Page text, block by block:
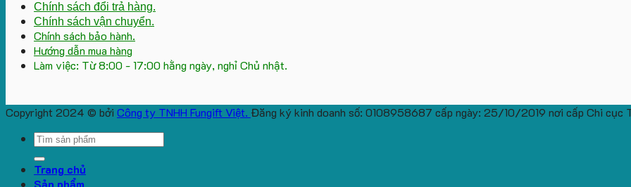
Chính sách đổi trả hàng.
Chính sách vận chuyển.
Chính sách bảo hành.
Hướng dẫn mua hàng
Làm việc: Từ 8:00 - 17:00 hằng ngày, nghỉ Chủ nhật.
Copyright 2024 © bởi Công ty TNHH Fungift Việt. Đăng ký kinh doanh số: 0108958687 cấp ngày: 25/10/2019 nơi cấp Chi cục
Search
Trang chủ
Sản phẩm